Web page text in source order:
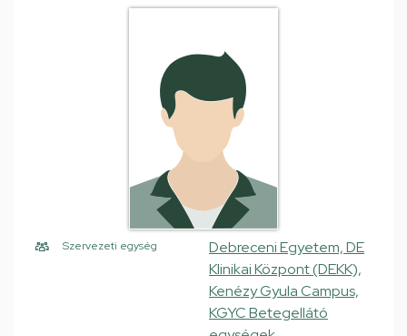
Szervezeti egység
Debreceni Egyetem, DE
Klinikai Központ (DEKK),
Kenézy Gyula Campus,
KGYC Betegellátó